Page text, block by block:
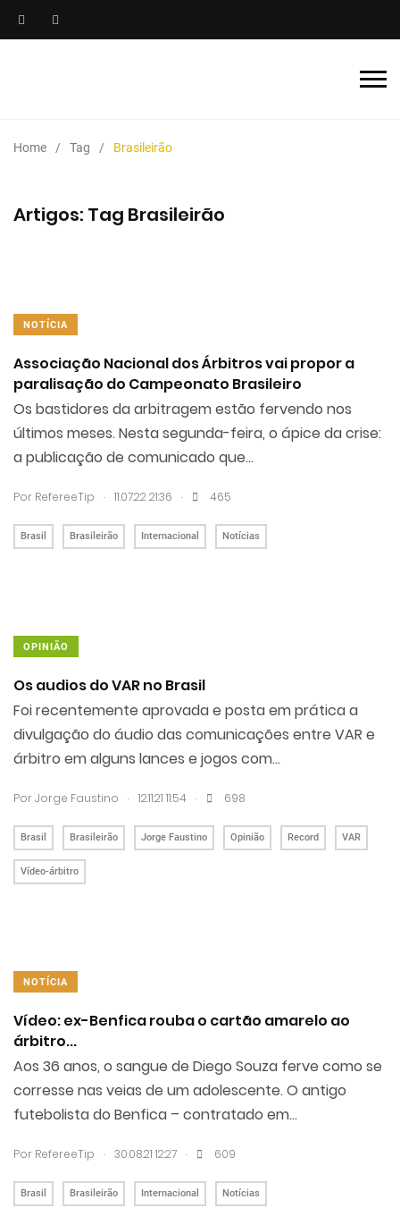
Home Tag Brasileirão
Artigos: Tag Brasileirão
NOTÍCIA
Associação Nacional dos Árbitros vai propor a
paralisação do Campeonato Brasileiro
Os bastidores da arbitragem estão fervendo nos
últimos meses. Nesta segunda-feira, o ápice da crise:
a publicação de comunicado que...
Por RefereeTip . 11.07.22 21:36 . 465
Brasil Brasileirão Internacional Notícias
OPINIÃO
Os audios do VAR no Brasil
Foi recentemente aprovada e posta em prática a
divulgação do áudio das comunicações entre VAR e
árbitro em alguns lances e jogos com...
PorJorge Faustino . 12.11.21 11:54 . 698
Brasil Brasileirão Jorge Faustino Opinião Record VAR
Vídeo-árbitro
NOTÍCIA
Vídeo: ex-Benfica rouba o cartão amarelo ao
árbitro...
Aos 36 anos, o sangue de Diego Souza ferve como se
corresse nas veias de um adolescente. O antigo
futebolista do Benfica – contratado em...
Por RefereeTip . 30.08.21 12:27 . 609
Brasil Brasileirão Internacional Notícias